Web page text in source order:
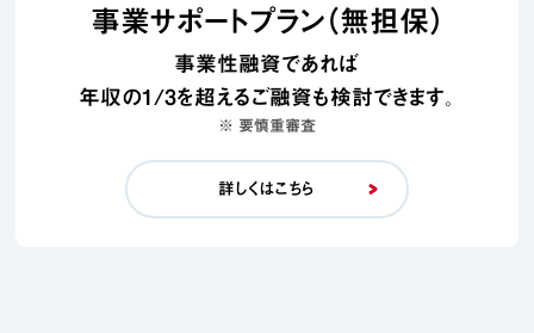
事業サポートプラン（無担保）
事業性融資であれば
年収の1/3を超えるご融資も検討できます。
※ 要慎重審査
詳しくはこちら